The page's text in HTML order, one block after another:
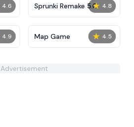
4.6 ★ 4.8
Sprunki Remake 5.0
4.9 ★ 4.5
Map Game
Advertisement